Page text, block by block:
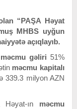
“PAŞA Həyat
MHBS uyğun
açıqlayıb.
gəliri 51%
məcmu kapitalı
339.3 milyon AZN
Həyat-ın məcmu